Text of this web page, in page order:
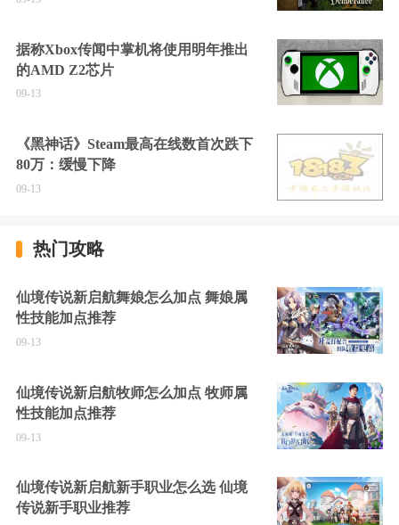
据称Xbox传闻中掌机将使用明年推出
的AMD Z2芯片
09-13
《黑神话》Steam最高在线数首次跌下
80万：缓慢下降
09-13
热门攻略
仙境传说新启航舞娘怎么加点 舞娘属
性技能加点推荐
09-13
仙境传说新启航牧师怎么加点 牧师属
性技能加点推荐
09-13
仙境传说新启航新手职业怎么选 仙境
传说新手职业推荐